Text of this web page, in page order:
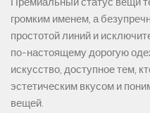
громким именем, а
простотой линий и
по-настоящему дорогую
искусство, доступное тем,
эстетическим вкусом и
вещей.